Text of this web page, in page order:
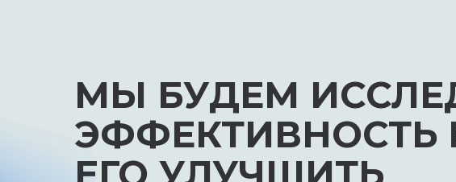
МЫ БУДЕМ
ЭФФЕКТИВНОСТЬ